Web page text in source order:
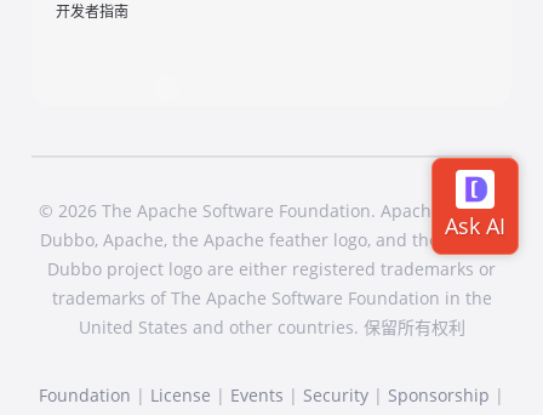
开发者指南
© 2026 The Apache Software Foundation. Apache Dubbo,
Dubbo, Apache, the Apache feather logo, and the Apache
Dubbo project logo are either registered trademarks or
trademarks of The Apache Software Foundation in the
United States and other countries. 保留所有权利
Foundation | License | Events | Security | Sponsorship |